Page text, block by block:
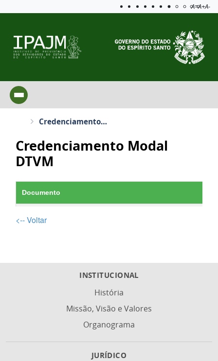
Aplicar
A=A+A-
Credenciamento Modal DTVM
Credenciamento Modal
DTVM
Relação de documentos referentes à formalização do
Documento
Termo de Credenciamento Administrador
<-- Voltar
INSTITUCIONAL
História
Missão, Visão e Valores
Organograma
JURÍDICO